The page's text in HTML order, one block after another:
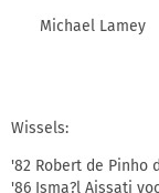
Michael Lamey
Wissels:
'82 Robert de Pinho
'86 Isma?l Aissati